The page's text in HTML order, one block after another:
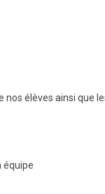
élèves ainsi que
équipe